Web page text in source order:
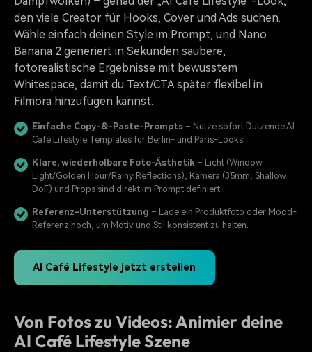
den viele Creator für Hooks, Cover und Ads suchen.
Wähle einfach deinen Style im Prompt, und Nano
Banana 2 generiert in Sekunden saubere,
fotorealistische Ergebnisse mit bewusstem
Whitespace, damit du Text/CTA später flexibel in
Filmora hinzufügen kannst.
Einfache Copy-&-Paste-Prompts – Nutze sofort Dutzende AI
Café Lifestyle Templates für Berlin- und Paris-Looks.
Klare, wiederholbare Foto-Ästhetik – Licht (Window
Light/Golden Hour/Rainy Reflections), Kamera (35mm, Shallow
DoF) und Props sind direkt im Prompt definiert.
Referenz-Unterstützung – Lade ein Produktfoto oder Mood-
Referenz hoch, um Motiv und Stil konsistent zu halten.
AI Café Lifestyle jetzt erstellen
Von Fotos zu Videos: Animier deine
AI Café Lifestyle Szene